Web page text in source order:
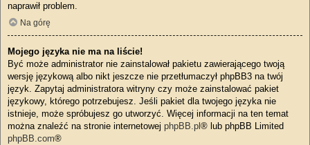
naprawił problem.
Na górę
Mojego języka nie ma na liście!
Być może administrator nie zainstalował pakietu zawierającego twoją
wersję językową albo nikt jeszcze nie przetłumaczył phpBB3 na twój
język. Zapytaj administratora witryny czy może zainstalować pakiet
językowy, którego potrzebujesz. Jeśli pakiet dla twojego języka nie
istnieje, może spróbujesz go utworzyć. Więcej informacji na ten temat
można znaleźć na stronie internetowej phpBB.pl ® lub phpBB Limited
phpBB.com®